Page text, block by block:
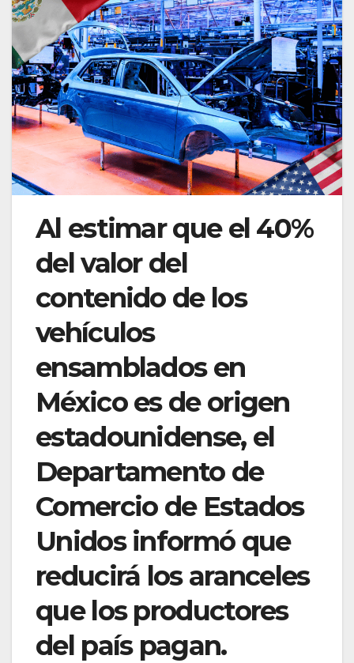
Al estimar que el 40%
del valor del
contenido de los
vehículos
ensamblados en
México es de origen
estadounidense, el
Departamento de
Comercio de Estados
Unidos informó que
reducirá los aranceles
que los productores
del país pagan.